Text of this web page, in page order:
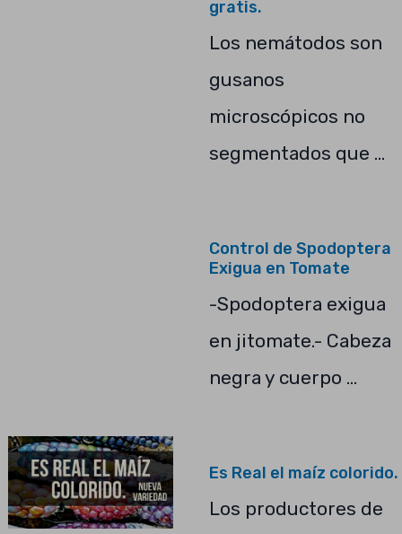
gratis.
Los nemátodos son
gusanos
microscópicos no
segmentados que …
Control de Spodoptera
Exigua en Tomate
-Spodoptera exigua
en jitomate.- Cabeza
negra y cuerpo …
Es Real el maíz colorido.
Los productores de